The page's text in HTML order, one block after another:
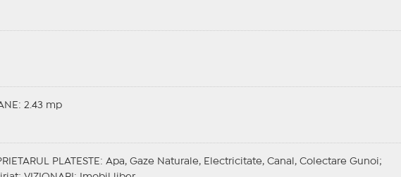
2.43 mp
PLATESTE : Apa, Gaze Naturale, Electricitate, Canal, Colectare Gunoi;